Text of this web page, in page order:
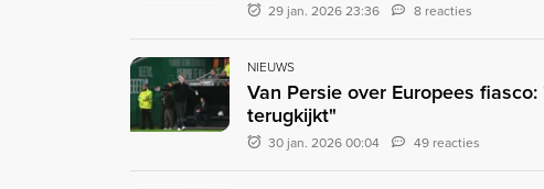
29 jan. 2026 23:36 8 reacties
NIEUWS
Van Persie over Europees
terugkijkt"
30 jan. 2026 00:04 49 reacties